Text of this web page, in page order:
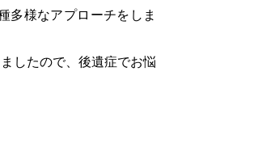
多様なアプローチをしま
したので、後遺症でお悩